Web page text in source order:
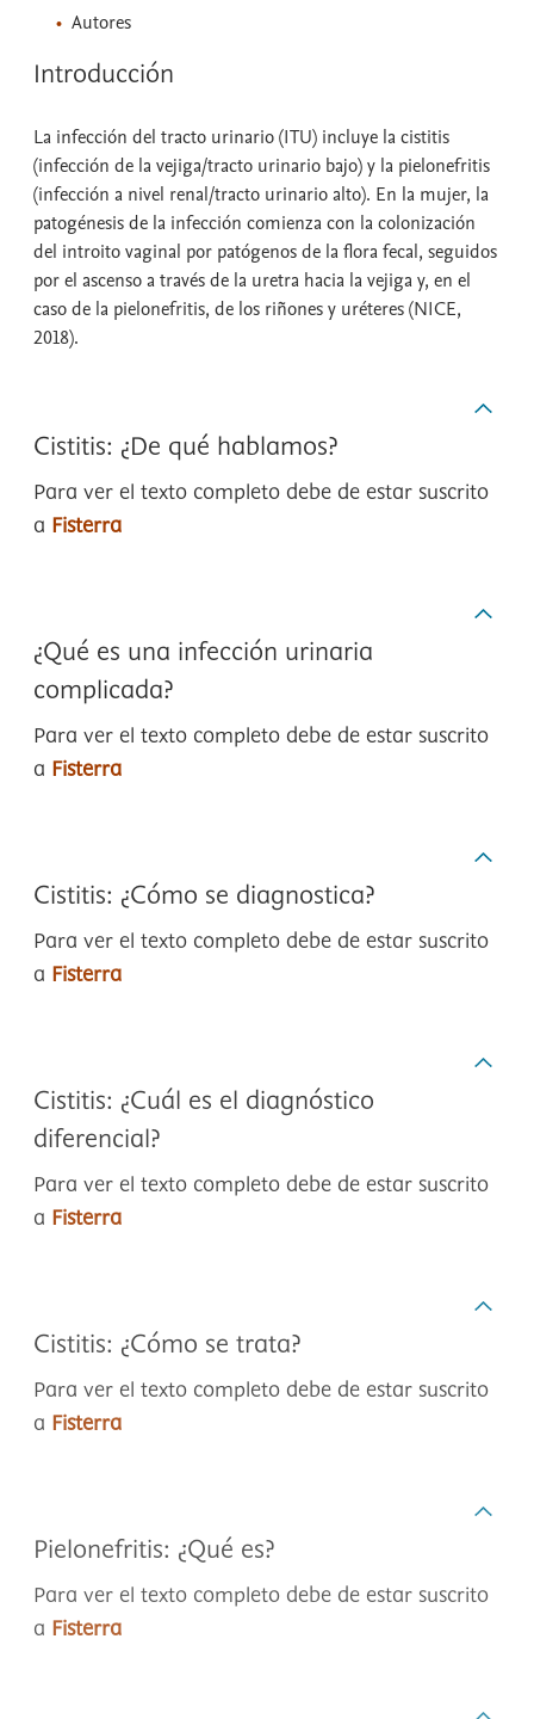
Autores
Introducción
La infección del tracto urinario (ITU) incluye la cistitis
(infección de la vejiga/tracto urinario bajo) y la pielonefritis
(infección a nivel renal/tracto urinario alto). En la mujer, la
patogénesis de la infección comienza con la colonización
del introito vaginal por patógenos de la flora fecal, seguidos
por el ascenso a través de la uretra hacia la vejiga y, en el
caso de la pielonefritis, de los riñones y uréteres (NICE,
2018).
Cistitis: ¿De qué hablamos?
Para ver el texto completo debe de estar suscrito
a Fisterra
¿Qué es una infección urinaria
complicada?
Para ver el texto completo debe de estar suscrito
a Fisterra
Cistitis: ¿Cómo se diagnostica?
Para ver el texto completo debe de estar suscrito
a Fisterra
Cistitis: ¿Cuál es el diagnóstico
diferencial?
Para ver el texto completo debe de estar suscrito
a Fisterra
Cistitis: ¿Cómo se trata?
Para ver el texto completo debe de estar suscrito
a Fisterra
Pielonefritis: ¿Qué es?
Para ver el texto completo debe de estar suscrito
a Fisterra